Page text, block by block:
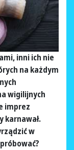
inni ich nie
na każdym
wigilijnych
imprez
karnawał.
w